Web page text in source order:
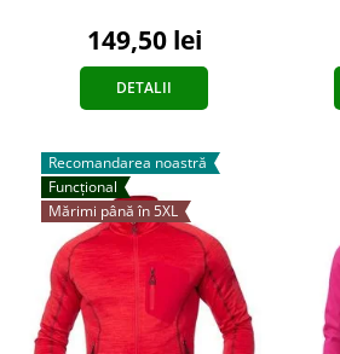
149,50 lei
DETALII
Recomandarea noastră
Funcțional
Mărimi până în 5XL